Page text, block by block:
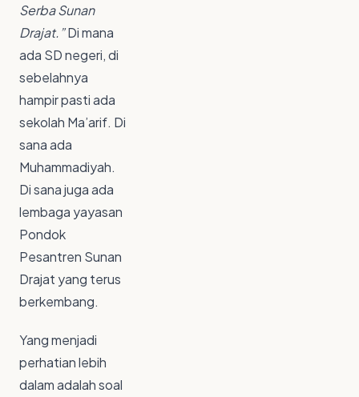
Serba Sunan
Drajat.”Di mana
ada SD negeri, di
sebelahnya
hampir pasti ada
sekolah Ma’arif. Di
sana ada
Muhammadiyah.
Di sana juga ada
lembaga yayasan
Pondok
Pesantren Sunan
Drajat yang terus
berkembang.
Yang menjadi
perhatian lebih
dalam adalah soal